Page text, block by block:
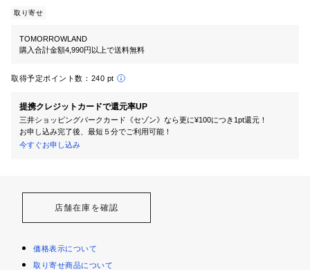
取り寄せ
TOMORROWLAND
購入合計金額4,990円以上で送料無料
取得予定ポイント数： 240 pt
提携クレジットカードで還元率UP
三井ショッピングパークカード《セゾン》なら更に¥100につき1pt還元！
お申し込み完了後、最短５分でご利用可能！
今すぐお申し込み
店舗在庫を確認
価格表示について
取り寄せ商品について